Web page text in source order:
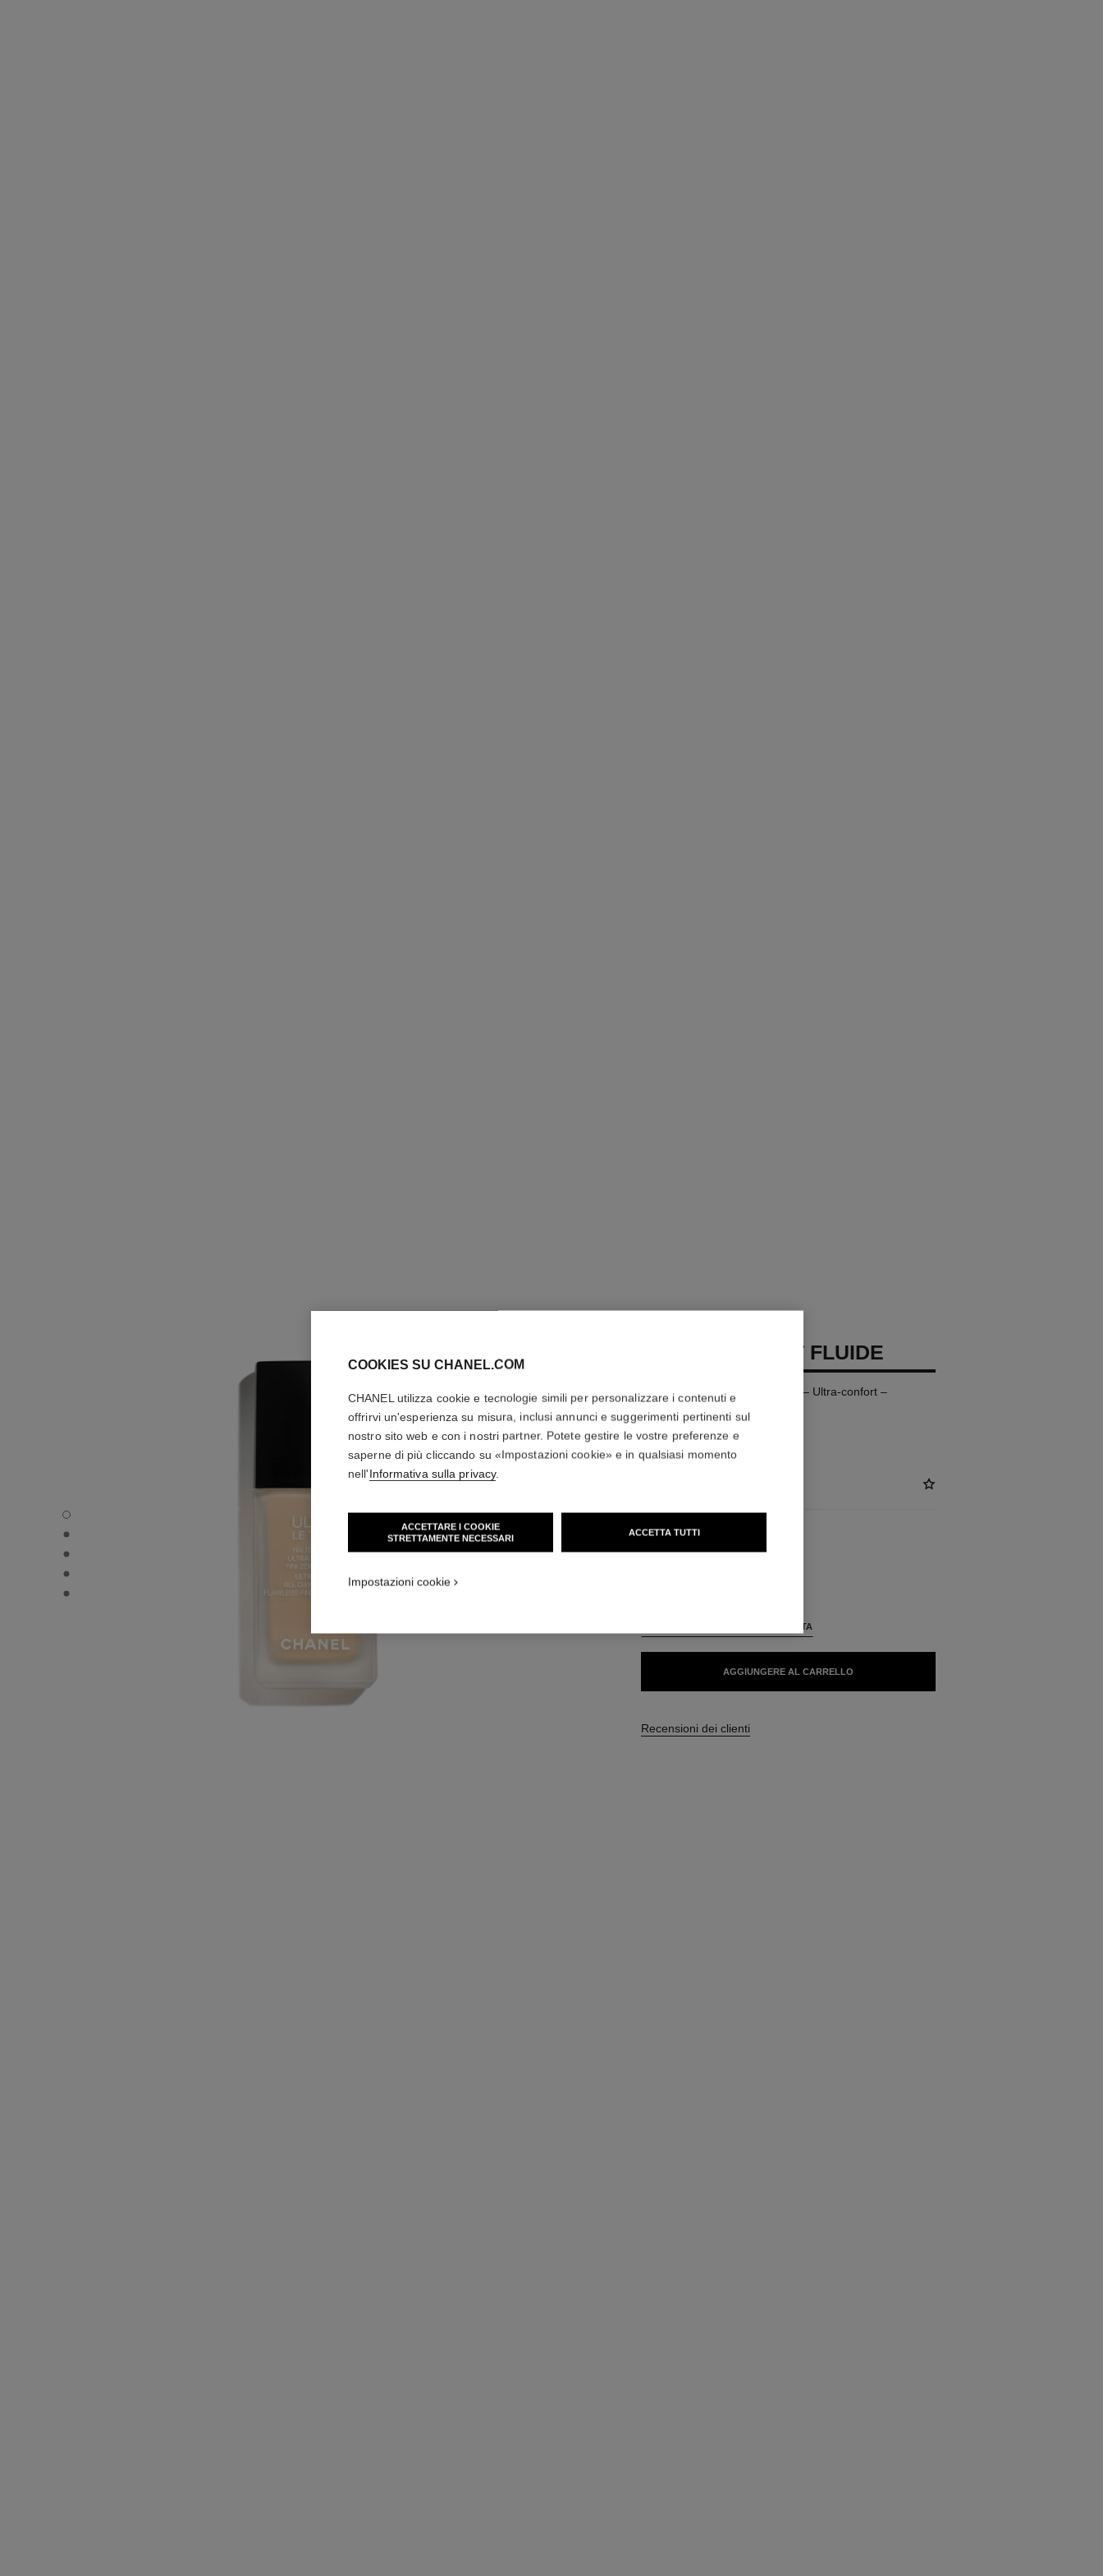
ULTRA LE TEINT FLUIDE - Immagine predefinita
ULTRA LE TEINT FLUIDE - Vista alternativa 1
ULTRA LE TEINT FLUIDE - Immagine basic texture
ULTRA LE TEINT FLUIDE - product.packShot.APPLICATION_VISUAL_1
ULTRA LE TEINT FLUIDE - product.packShot.APPLICATION_VISUAL_2
ULTRA LE TEINT FLUIDE
Fondotinta Fluidolunga Tenuta – Ultra-confort –
Risultato Impeccabile
Più dettagli
Ref. 146326
30 TONALITÀ DISPONIBILI
TROVARE LA TONALITÀ PERFETTA
AGGIUNGERE AL CARRELLO
Recensioni dei clienti
COOKIES SU CHANEL.COM
CHANEL utilizza cookie e tecnologie simili per personalizzare i contenuti e
offrirvi un'esperienza su misura, inclusi annunci e suggerimenti pertinenti sul
nostro sito web e con i nostri partner. Potete gestire le vostre preferenze e
saperne di più cliccando su «Impostazioni cookie» e in qualsiasi momento
nell'Informativa sulla privacy.
ACCETTARE I COOKIE
STRETTAMENTE NECESSARI
ACCETTA TUTTI
Impostazioni cookie